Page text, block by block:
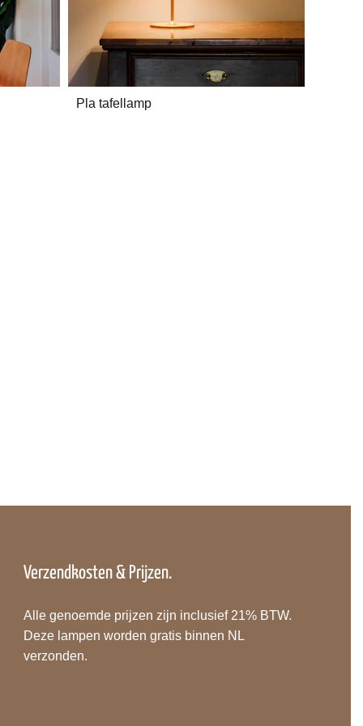
Pla tafellamp
Verzendkosten & Prijzen.
Alle genoemde prijzen zijn inclusief 21% BTW.
Deze lampen worden gratis binnen NL
verzonden.